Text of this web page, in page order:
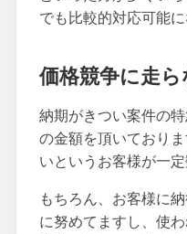
でも比較的対応可能に
価格競争に走
納期がきつい案件の
の金額を頂いており
いというお客様が一
もちろん、お客様に
に努めてますし、使